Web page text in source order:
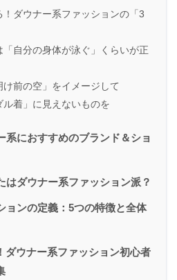
ダウナー系ファッションの「3
自分の身体が泳ぐ」くらいが正
前の空」をイメージして
着」に見えないものを
系におすすめのブランド＆ショ
はダウナー系ファッション派？
ョンの定義：5つの特徴と全体
ダウナー系ファッション初心者